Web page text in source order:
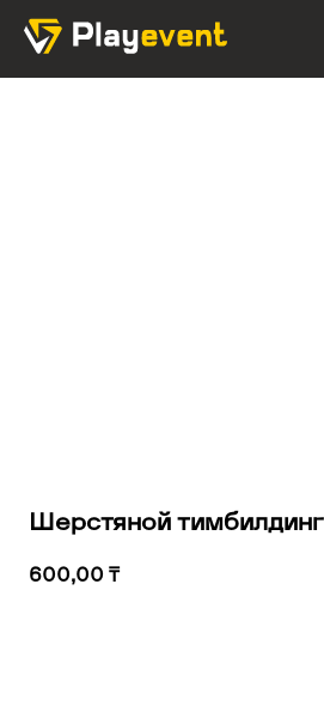
Шерстяной тимбилдинг
600,00 ₸